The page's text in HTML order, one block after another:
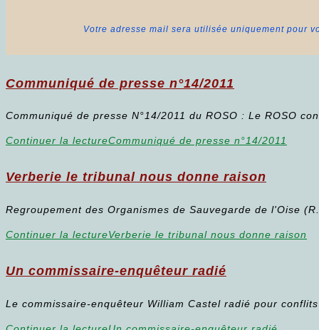
Votre adresse mail sera utilisée uniquement pour
Communiqué de presse n°14/2011
Communiqué de presse N°14/2011 du ROSO : Le ROSO
Continuer la lectureCommuniqué de presse n°14/2011
Verberie le tribunal nous donne raison
Regroupement des Organismes de Sauvegarde de l'Oise
Continuer la lectureVerberie le tribunal nous donne raison
Un commissaire-enquêteur radié
Le commissaire-enquêteur William Castel radié pour